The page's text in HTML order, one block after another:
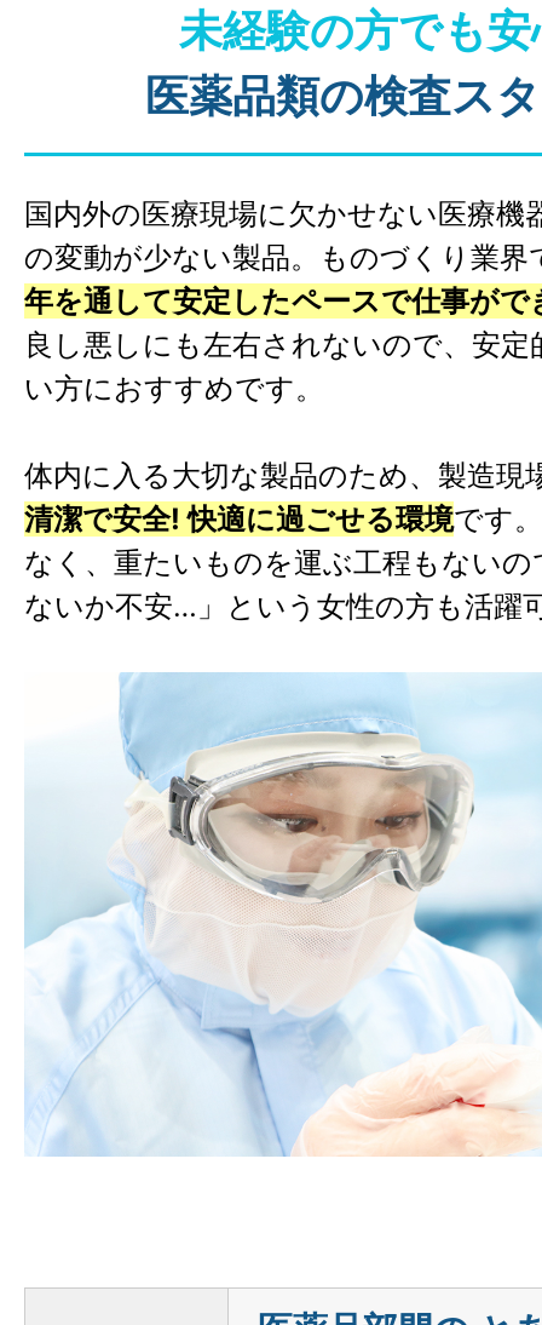
未経験の方でも安
医薬品類の検査ス
国内外の医療現場に欠かせない医療機
の変動が少ない製品。ものづくり業界
年を通して安定したペースで仕事がで
良し悪しにも左右されないので、安
い方におすすめです。
体内に入る大切な製品のため、製造現
清潔で安全! 快適に過ごせる環境です
なく、重たいものを運ぶ工程もないの
ないか不安…」という女性の方も活躍